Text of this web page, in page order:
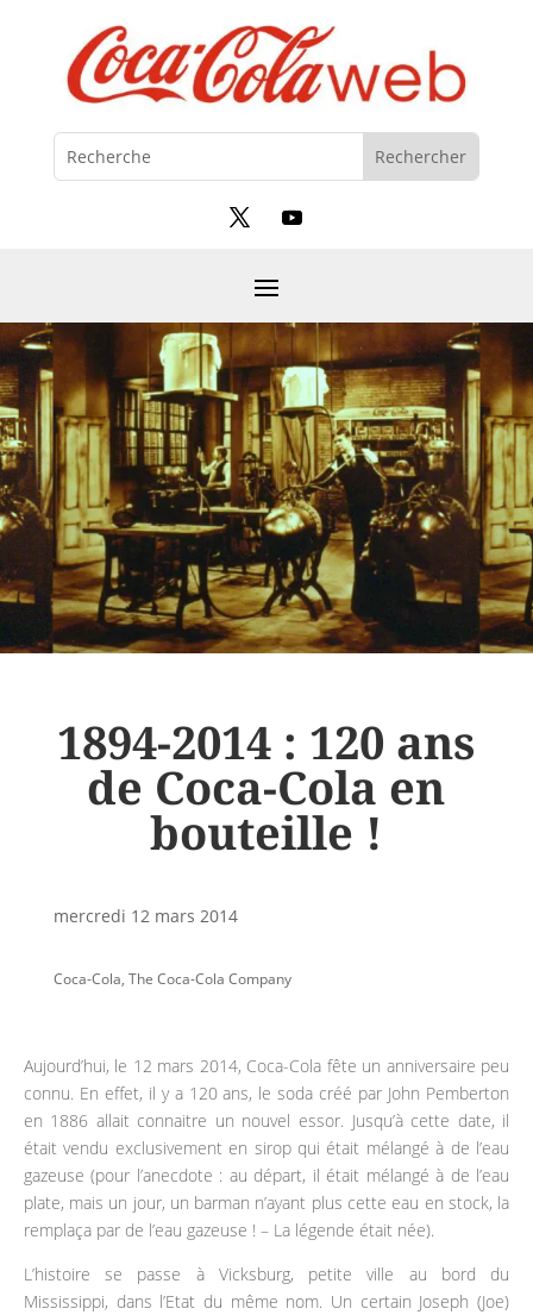
1894-2014 : 120 ans
de Coca-Cola en
bouteille !
mercredi 12 mars 2014
Coca-Cola, The Coca-Cola Company
Aujourd’hui, le 12 mars 2014, Coca-Cola fête un anniversaire peu
connu. En effet, il y a 120 ans, le soda créé par John Pemberton
en 1886 allait connaitre un nouvel essor. Jusqu’à cette date, il
était vendu exclusivement en sirop qui était mélangé à de l’eau
gazeuse (pour l’anecdote : au départ, il était mélangé à de l’eau
plate, mais un jour, un barman n’ayant plus cette eau en stock, la
remplaça par de l’eau gazeuse ! – La légende était née).
L’histoire se passe à Vicksburg, petite ville au bord du
Mississippi, dans l’Etat du même nom. Un certain Joseph (Joe)